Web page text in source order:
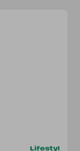
Lifestyle